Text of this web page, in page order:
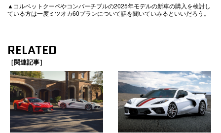
▲コルベットクーペやコンバーチブルの2025年モデルの新車の購入を検討し
ている方は一度ミツオカ60プランについて話を聞いていみるといいだろう。
RELATED
［関連記事］